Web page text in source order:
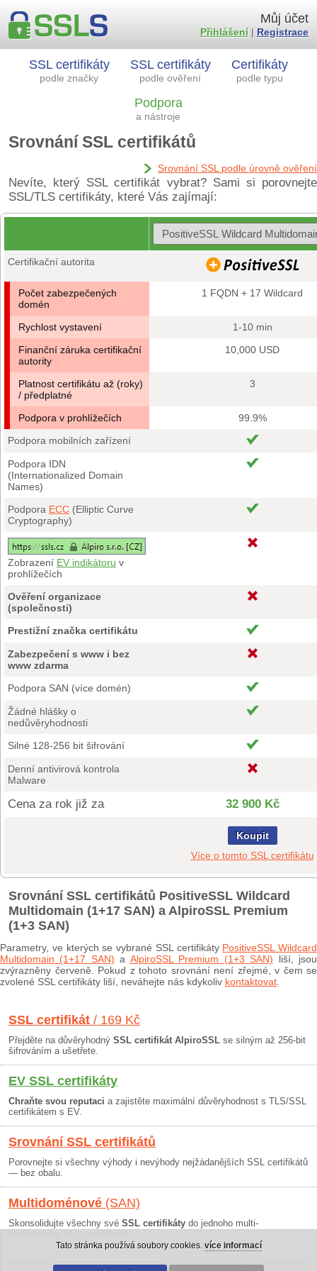
SSL certifikáty
podle značky
SSL certifikáty
podle ověření
Certifikáty
podle typu
Podpora
a nástroje
Můj účet
Přihlášení| Registrace
Srovnání SSL certifikátů
Srovnání SSL podle úrovně ověření
Nevíte, který SSL certifikát vybrat? Sami si porovnejte
SSL/TLS certifikáty, které Vás zajímají:
Certifikační autorita
Počet zabezpečených
domén
1 FQDN + 17 Wildcard
Rychlost vystavení
1-10 min
Finanční záruka certifikační
autority
10,000 USD
Platnost certifikátu až (roky)
/ předplatné
3
Podpora v prohlížečích
99.9%
Podpora mobilních zařízení
Podpora IDN
(Internationalized Domain
Names)
Podpora ECC (Elliptic Curve
Cryptography)
Zobrazení EV indikátoru v
prohlížečích
Ověření organizace
(společnosti)
Prestižní značka certifikátu
Zabezpečení s www i bez
www zdarma
Podpora SAN (více domén)
Žádné hlášky o
nedůvěryhodnosti
Silné 128-256 bit šifrování
Denní antivirová kontrola
Malware
Cena za rok již za 32 900 Kč
Koupit
Více o tomto SSL certifikátu
Srovnání SSL certifikátů PositiveSSL Wildcard
Multidomain (1+17 SAN) a AlpiroSSL Premium
(1+3 SAN)
Parametry, ve kterých se vybrané SSL certifikáty PositiveSSL Wildcard
Multidomain (1+17 SAN) a AlpiroSSL Premium (1+3 SAN) liší, jsou
zvýrazněny červeně. Pokud z tohoto srovnání není zřejmé, v čem se
zvolené SSL certifikáty liší, neváhejte nás kdykoliv kontaktovat
SSL certifikát / 169 Kč
Přejděte na důvěryhodný SSL certifikát AlpiroSSL se silným až 256-bit
šifrováním a ušetřete.
EV SSL certifikáty
Chraňte svou reputaci a zajistěte maximální důvěryhodnost s TLS/SSL
certifikátem s EV.
Srovnání SSL certifikátů
Porovnejte si všechny výhody i nevýhody nejžádanějších SSL certifikátů
— bez obalu.
Multidoménové (SAN)
Skonsolidujte všechny své SSL certifikáty do jednoho multi-
Tato stránka používá soubory cookies. více informací